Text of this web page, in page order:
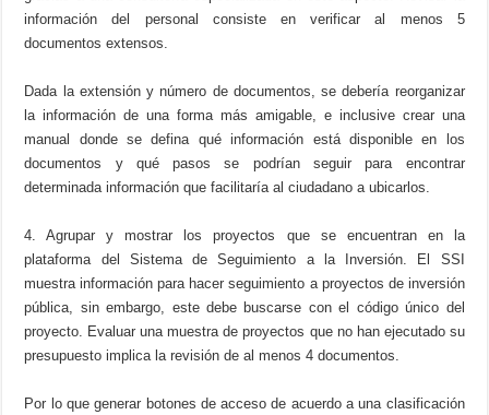
información del personal consiste en verificar al menos 5
documentos extensos.
Dada la extensión y número de documentos, se debería reorganizar
la información de una forma más amigable, e inclusive crear una
manual donde se defina qué información está disponible en los
documentos y qué pasos se podrían seguir para encontrar
determinada información que facilitaría al ciudadano a ubicarlos.
4. Agrupar y mostrar los proyectos que se encuentran en la
plataforma del Sistema de Seguimiento a la Inversión. El SSI
muestra información para hacer seguimiento a proyectos de inversión
pública, sin embargo, este debe buscarse con el código único del
proyecto. Evaluar una muestra de proyectos que no han ejecutado su
presupuesto implica la revisión de al menos 4 documentos.
Por lo que generar botones de acceso de acuerdo a una clasificación